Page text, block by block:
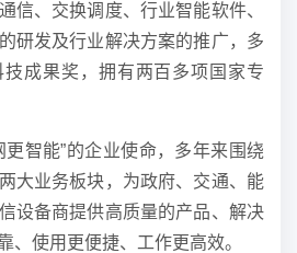
信、交换调度、行业智能软件、
研发及行业解决方案的推广，多
成果奖，拥有两百多项国家专
更智能”的企业使命，多年来围绕
大业务板块，为政府、交通、能
设备商提供高质量的产品、解决
、使用更便捷、工作更高效。